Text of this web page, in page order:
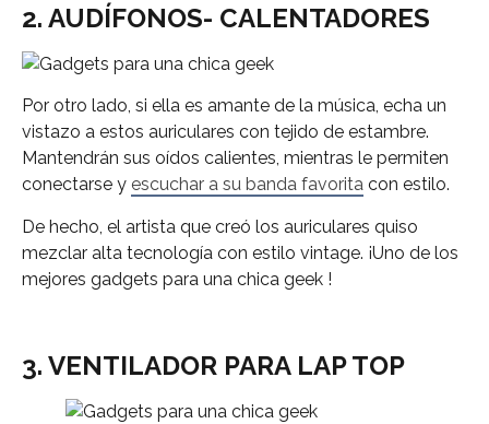
2. AUDÍFONOS- CALENTADORES
Por otro lado, si ella es amante de la música, echa un
vistazo a estos auriculares con tejido de estambre.
Mantendrán sus oídos calientes, mientras le permiten
conectarse y escuchar a su banda favorita con estilo.
De hecho, el artista que creó los auriculares quiso
mezclar alta tecnología con estilo vintage. ¡Uno de los
mejores gadgets para una chica geek !
3. VENTILADOR PARA LAP TOP